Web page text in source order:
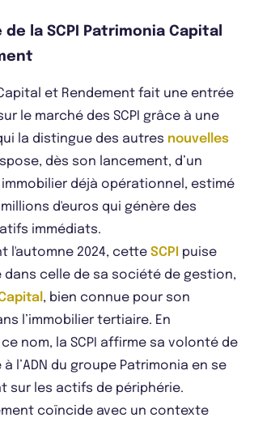
de la SCPI Patrimonia Capital
et Rendement fait une entrée
le marché des SCPI grâce à une
la distingue des autres nouvelles
dès son lancement, d’un
déjà opérationnel, estimé
millions d'euros qui génère des
immédiats.
l'automne 2024, cette SCPI puise
celle de sa société de gestion,
, bien connue pour son
l’immobilier tertiaire. En
nom, la SCPI affirme sa volonté de
l’ADN du groupe Patrimonia en se
sur les actifs de périphérie.
coïncide avec un contexte